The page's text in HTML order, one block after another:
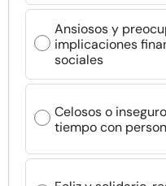
Ansiosos y
implicaciones
sociales
Celosos o
tiempo con